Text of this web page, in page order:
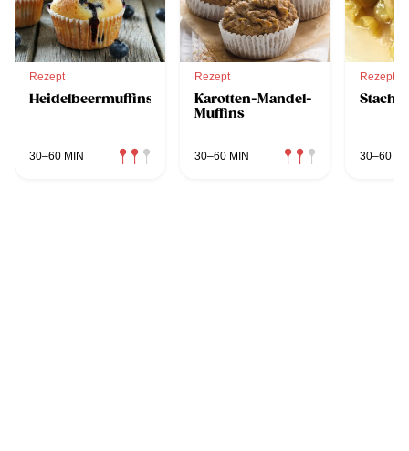
Rezept
Heidelbeermuffins
30–60 MIN
Rezept
Karotten-Mandel-
Muffins
30–60 MIN
Rezept
30–60